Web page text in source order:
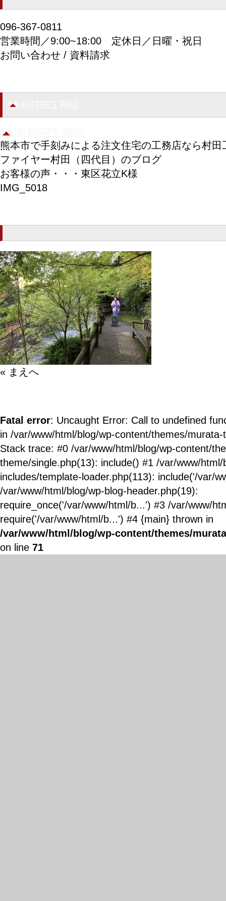
096-367-0811
営業時間／9:00~18:00 定休日／日曜・祝日
お問い合わせ / 資料請求
熊本市で手刻みによる注文住宅の工務店なら村田
ファイヤー村田（四代目）のブログ
お客様の声・・・東区花立K様
IMG_5018
« まえへ
Fatal error: Uncaught Error: Call to undefined
in /var/www/html/blog/wp-content/themes/
Stack trace: #0 /var/www/html/blog/wp-content/
theme/single.php(13): include() #1 /var/www/html/
includes/template-loader.php(113): include('/var/
/var/www/html/blog/wp-blog-header.php(19):
require_once('/var/www/html/b...') #3 /var/www/
require('/var/www/html/b...') #4 {main} thrown in
/var/www/html/blog/wp-content/themes/
on line 71